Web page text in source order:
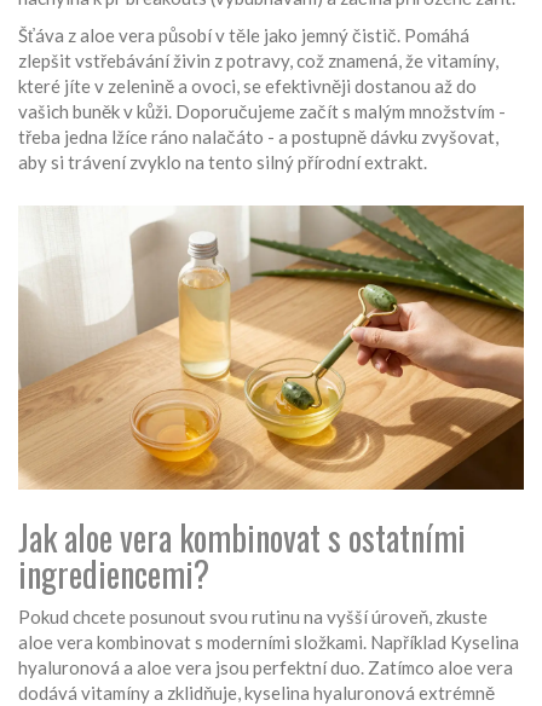
Šťáva z aloe vera působí v těle jako jemný čistič. Pomáhá
zlepšit vstřebávání živin z potravy, což znamená, že vitamíny,
které jíte v zelenině a ovoci, se efektivněji dostanou až do
vašich buněk v kůži. Doporučujeme začít s malým množstvím -
třeba jedna lžíce ráno nalačáto - a postupně dávku zvyšovat,
aby si trávení zvyklo na tento silný přírodní extrakt.
Jak aloe vera kombinovat s ostatními
ingrediencemi?
Pokud chcete posunout svou rutinu na vyšší úroveň, zkuste
aloe vera kombinovat s moderními složkami. Například Kyselina
hyaluronová a aloe vera jsou perfektní duo. Zatímco aloe vera
dodává vitamíny a zklidňuje, kyselina hyaluronová extrémně